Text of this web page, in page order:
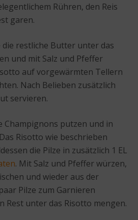
Rühren, den Reis
garen.
die restliche Butter unter das
und mit Salz und Pfeffer
auf vorgewärmten Tellern
Nach Belieben zusätzlich
servieren.
Champignons putzen und in
Risotto wie beschrieben
die Pilze in zusätzlich 1 EL
. Mit Salz und Pfeffer würzen,
und wieder aus der
Pilze zum Garnieren
Rest unter das Risotto mengen.